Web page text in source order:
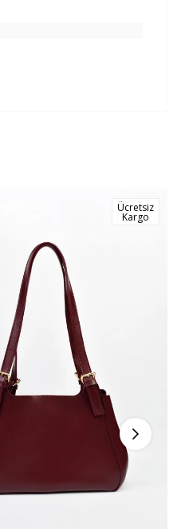
Ücretsiz
Kargo